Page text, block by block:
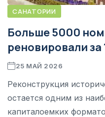
САНАТОРИИ
Больше 5000
реновировали за
25 МАЙ 2026
Реконструкция
остается одним из
капиталоемких